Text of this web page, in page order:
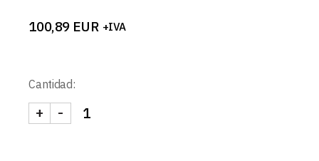
100,89 EUR +IVA
Cantidad:
SPOT LINEAL 10x2W BLANCO MATE
-
+